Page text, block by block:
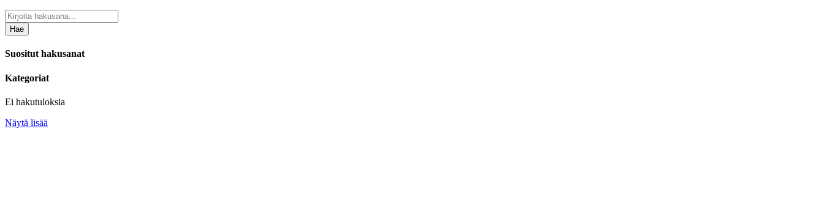
Hae
Suositut hakusanat
Kategoriat
Ei hakutuloksia
Näytä lisää